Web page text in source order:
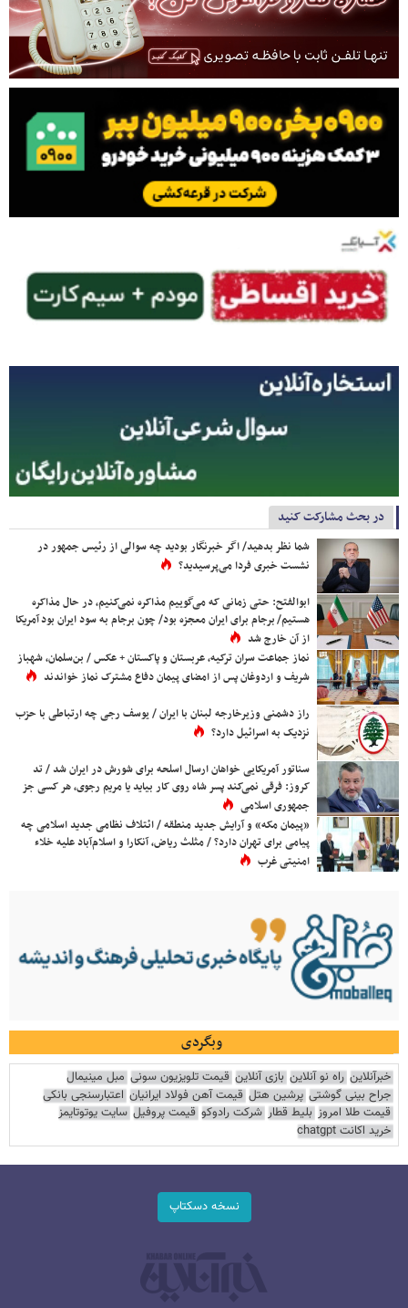
در بحث مشارکت کنید
شما نظر بدهید/ اگر خبرنگار بودید چه سوالی از رئیس جمهور در
نشست خبری فردا می‌پرسیدید؟
ابوالفتح: حتی زمانی که می‌گوییم مذاکره نمی‌کنیم، در حال مذاکره
هستیم/ برجام برای ایران معجزه بود/ چون برجام به سود ایران بود آمریکا
از آن خارج شد
نماز جماعت سران ترکیه، عربستان و پاکستان + عکس / بن‌سلمان، شهباز
شریف و اردوغان پس از امضای پیمان دفاع مشترک نماز خواندند
راز دشمنی وزیرخارجه لبنان با ایران / یوسف رجی چه ارتباطی با حزب
نزدیک به اسرائیل دارد؟
سناتور آمریکایی خواهان ارسال اسلحه برای شورش در ایران شد / تد
کروز: فرقی نمی‌کند پسر شاه روی کار بیاید یا مریم رجوی، هر کسی جز
جمهوری اسلامی
«پیمان مکه» و آرایش جدید منطقه / ائتلاف نظامی جدید اسلامی چه
پیامی برای تهران دارد؟ / مثلث ریاض، آنکارا و اسلام‌آباد علیه خلاء
امنیتی غرب
وبگردی
خبرآنلاین راه نو آنلاین بازی آنلاین قیمت تلویزیون سونی مبل مینیمال
جراح بینی گوشتی پرشین هتل قیمت آهن فولاد ایرانیان اعتبارسنجی بانکی
قیمت طلا امروز بلیط قطار شرکت رادوکو قیمت پروفیل سایت یوتوتایمز
خرید اکانت chatgpt
نسخه دسکتاپ